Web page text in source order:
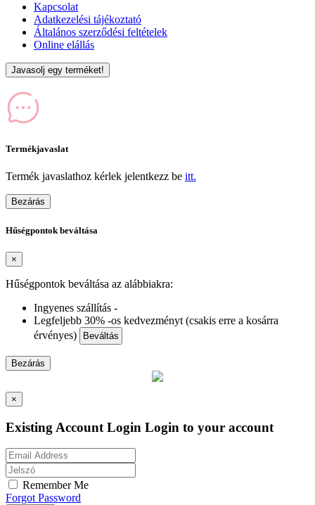
Kapcsolat
Adatkezelési tájékoztató
Általános szerződési feltételek
Online elállás
Javasolj egy terméket!
Termékjavaslat
Termék javaslathoz kérlek jelentkezz be itt.
Bezárás
Hűségpontok beváltása
×
Hűségpontok beváltása az alábbiakra:
Ingyenes szállítás -
Legfeljebb 30% -os kedvezményt (csakis erre a kosárra
érvényes)
Beváltás
Bezárás
×
Existing Account Login Login to your account
Remember Me
Forgot Password